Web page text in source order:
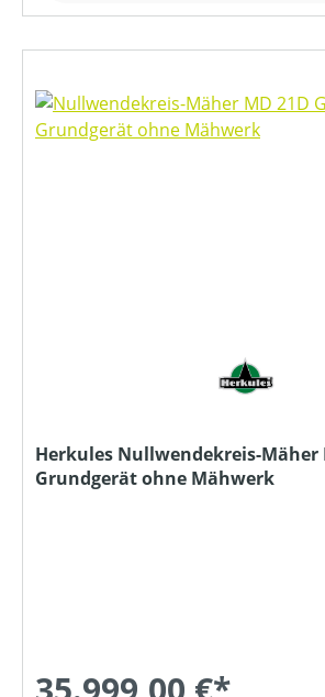
Herkules Nullwendekreis-Mäher
Grundgerät ohne Mähwerk